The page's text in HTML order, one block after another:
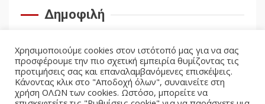
Δημοφιλή
Χρησιμοποιούμε cookies στον ιστότοπό μας για να σας
προσφέρουμε την πιο σχετική εμπειρία θυμίζοντας τις
προτιμήσεις σας και επαναλαμβανόμενες επισκέψεις.
Κάνοντας κλικ στο "Αποδοχή όλων", συναινείτε στη
χρήση ΟΛΩΝ των cookies. Ωστόσο, μπορείτε να